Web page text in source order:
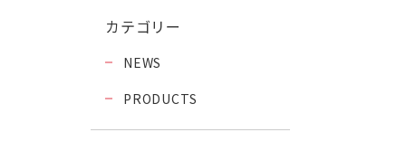
カテゴリー
NEWS
PRODUCTS